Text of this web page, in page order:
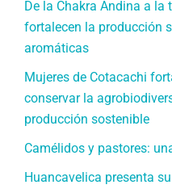
De la Chakra Andina a la
fortalecen la producción
aromáticas
Mujeres de Cotacachi
conservar la
producción sostenible
Camélidos y pastores:
Huancavelica presenta